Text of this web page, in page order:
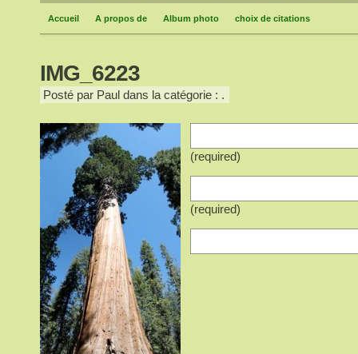
Accueil A propos de Album photo choix de citations
IMG_6223
Posté par Paul dans la catégorie : .
(required)
(required)